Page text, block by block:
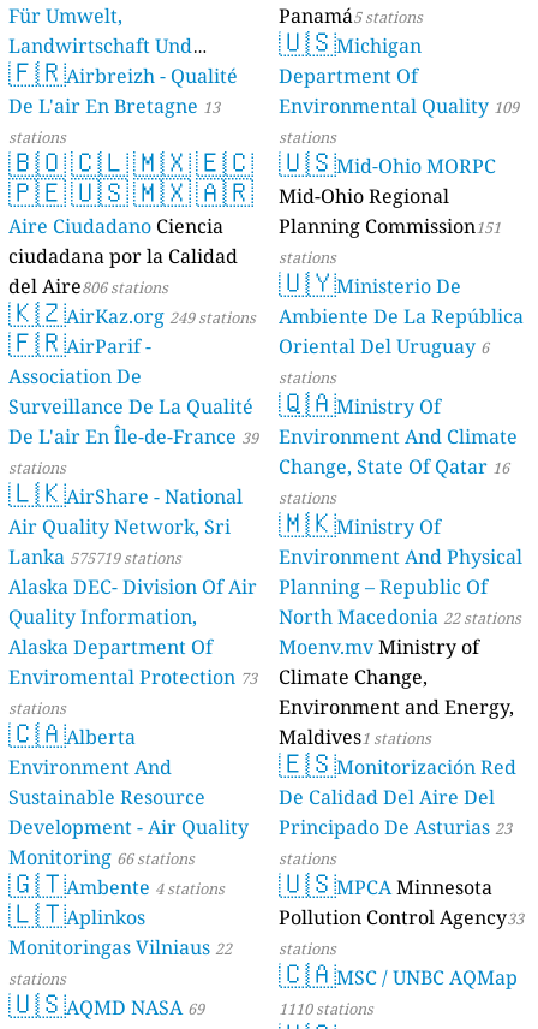
Für Umwelt,
Landwirtschaft Und
Geologie) 50 stations
🇫🇷Airbreizh - Qualité
De L'air En Bretagne 13
stations
🇧🇴🇨🇱🇲🇽🇪🇨
🇵🇪🇺🇸🇲🇽🇦🇷
Aire Ciudadano Ciencia
ciudadana por la Calidad
del Aire806 stations
🇰🇿AirKaz.org 249 stations
🇫🇷AirParif -
Association De
Surveillance De La Qualité
De L'air En Île-de-France 39
stations
🇱🇰AirShare - National
Air Quality Network, Sri
Lanka 575719 stations
Alaska DEC- Division Of Air
Quality Information,
Alaska Department Of
Enviromental Protection 73
stations
🇨🇦Alberta
Environment And
Sustainable Resource
Development - Air Quality
Monitoring 66 stations
🇬🇹Ambente 4 stations
🇱🇹Aplinkos
Monitoringas Vilniaus 22
stations
🇺🇸AQMD NASA 69
Panamá5 stations
🇺🇸Michigan
Department Of
Environmental Quality 109
stations
🇺🇸Mid-Ohio MORPC
Mid-Ohio Regional
Planning Commission151
stations
🇺🇾Ministerio De
Ambiente De La República
Oriental Del Uruguay 6
stations
🇶🇦Ministry Of
Environment And Climate
Change, State Of Qatar 16
stations
🇲🇰Ministry Of
Environment And Physical
Planning – Republic Of
North Macedonia 22 stations
Moenv.mvMinistry of
Climate Change,
Environment and Energy,
Maldives1 stations
🇪🇸Monitorización Red
De Calidad Del Aire Del
Principado De Asturias 23
stations
🇺🇸MPCAMinnesota
Pollution Control Agency33
stations
🇨🇦MSC / UNBC AQMap
1110 stations